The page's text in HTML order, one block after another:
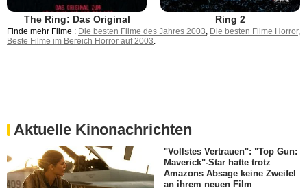
The Ring: Das Original Ring 2
Finde mehr Filme : Die besten Filme des Jahres 2003, Die besten Filme Horror,
Beste Filme im Bereich Horror auf 2003.
Aktuelle Kinonachrichten
"Vollstes Vertrauen": "Top Gun:
Maverick"-Star hatte trotz
Amazons Absage keine Zweifel
an ihrem neuen Film